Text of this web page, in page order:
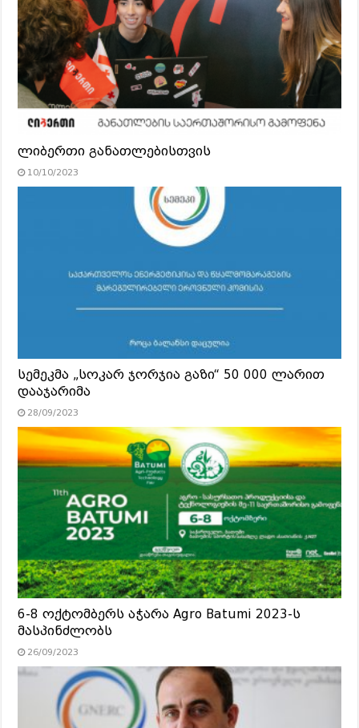
ლიბერთი განათლებისთვის
10/10/2023
სემეკმა „სოკარ ჯორჯია გაზი“ 50 000 ლარით
დააჯარიმა
28/09/2023
6-8 ოქტომბერს აჭარა Agro Batumi 2023-ს
მასპინძლობს
26/09/2023